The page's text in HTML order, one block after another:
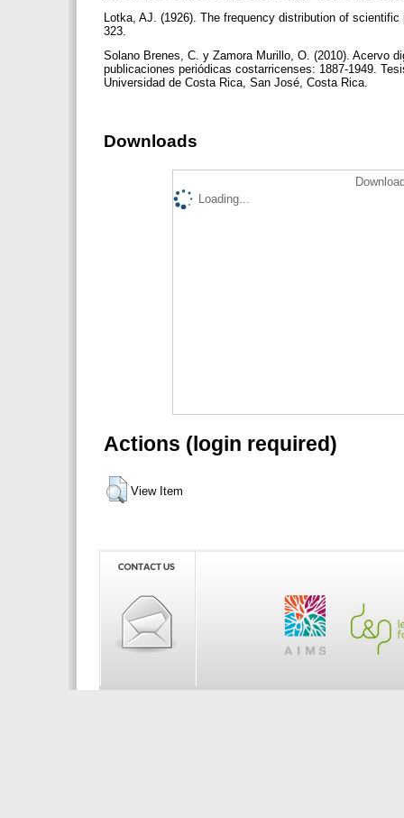
Lotka, AJ. (1926). The frequency distribution of
323.
Solano Brenes, C. y Zamora Murillo, O. (2010). Acervo
publicaciones periódicas costarricenses: 1887-1949.
Universidad de Costa Rica, San José, Costa Rica.
Downloads
Loading...
Actions (login required)
View Item